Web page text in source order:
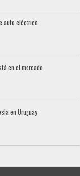
auto eléctrico
en el mercado
en Uruguay